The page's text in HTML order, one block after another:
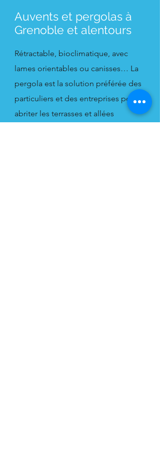
Auvents et pergolas à
Grenoble et alentours
Rétractable, bioclimatique, avec
lames orientables ou canisses… La
pergola est la solution préférée des
particuliers et des entreprises pour
abriter les terrasses et allées